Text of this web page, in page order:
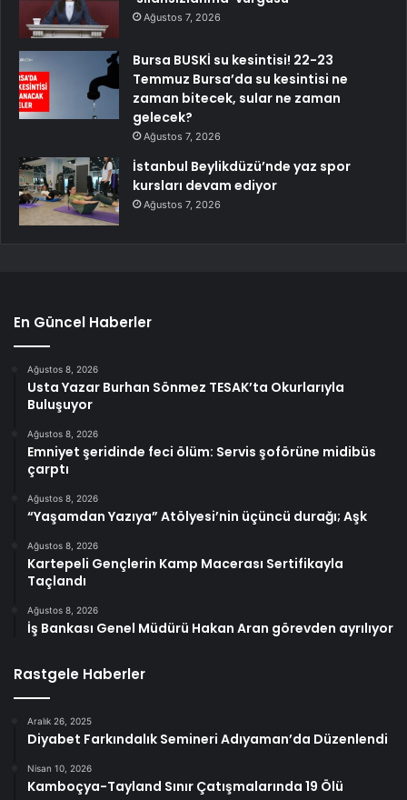
Ağustos 7, 2026
Bursa BUSKİ su kesintisi! 22-23
Temmuz Bursa’da su kesintisi ne
zaman bitecek, sular ne zaman
gelecek?
Ağustos 7, 2026
İstanbul Beylikdüzü’nde yaz spor
kursları devam ediyor
Ağustos 7, 2026
En Güncel Haberler
Ağustos 8, 2026
Usta Yazar Burhan Sönmez TESAK’ta Okurlarıyla
Buluşuyor
Ağustos 8, 2026
Emniyet şeridinde feci ölüm: Servis şoförüne midibüs
çarptı
Ağustos 8, 2026
“Yaşamdan Yazıya” Atölyesi’nin üçüncü durağı; Aşk
Ağustos 8, 2026
Kartepeli Gençlerin Kamp Macerası Sertifikayla
Taçlandı
Ağustos 8, 2026
İş Bankası Genel Müdürü Hakan Aran görevden ayrılıyor
Rastgele Haberler
Aralık 26, 2025
Diyabet Farkındalık Semineri Adıyaman’da Düzenlendi
Nisan 10, 2026
Kamboçya-Tayland Sınır Çatışmalarında 19 Ölü